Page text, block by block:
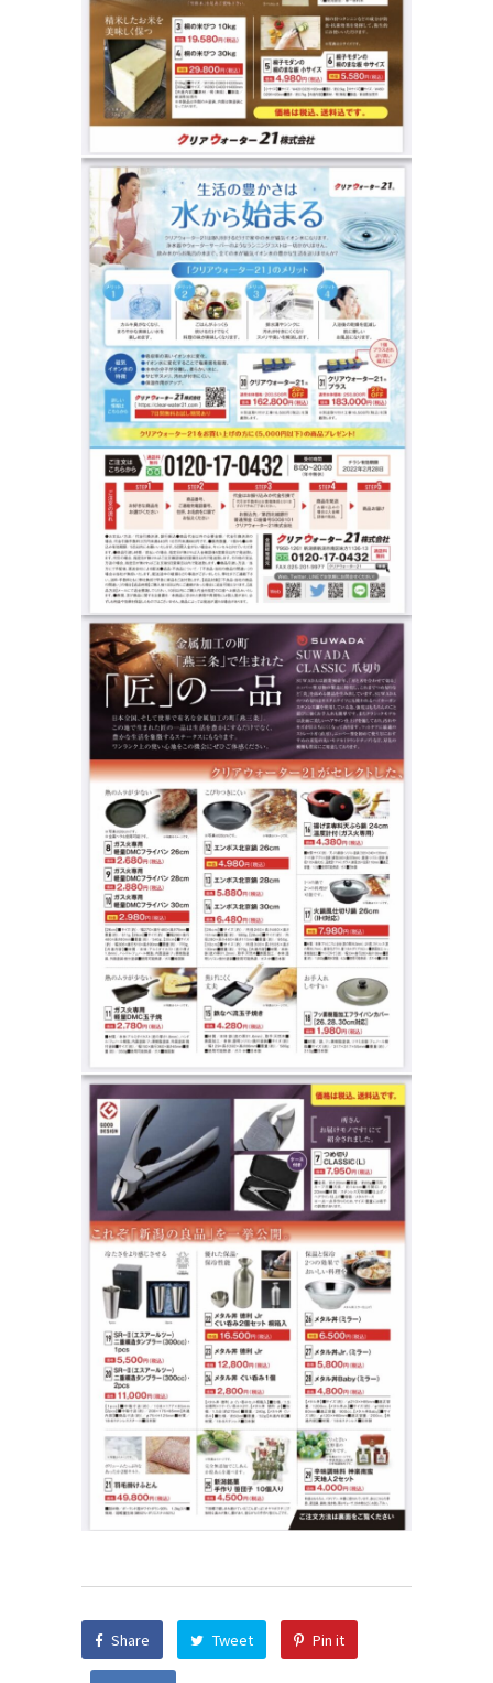
Share Tweet Pin it